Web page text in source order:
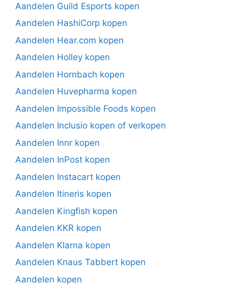
Aandelen Guild Esports kopen
Aandelen HashiCorp kopen
Aandelen Hear.com kopen
Aandelen Holley kopen
Aandelen Hornbach kopen
Aandelen Huvepharma kopen
Aandelen Impossible Foods kopen
Aandelen Inclusio kopen of verkopen
Aandelen Innr kopen
Aandelen InPost kopen
Aandelen Instacart kopen
Aandelen Itineris kopen
Aandelen Kingfish kopen
Aandelen KKR kopen
Aandelen Klarna kopen
Aandelen Knaus Tabbert kopen
Aandelen kopen